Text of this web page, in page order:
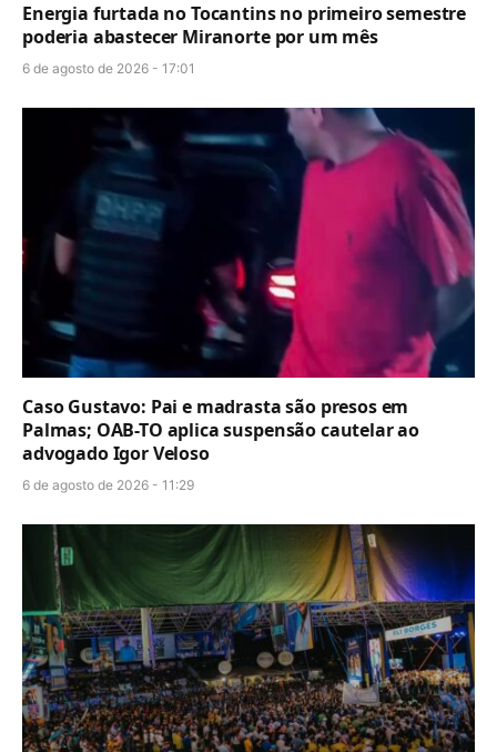
Energia furtada no Tocantins no primeiro semestre
poderia abastecer Miranorte por um mês
6 de agosto de 2026 - 17:01
Caso Gustavo: Pai e madrasta são presos em
Palmas; OAB-TO aplica suspensão cautelar ao
advogado Igor Veloso
6 de agosto de 2026 - 11:29